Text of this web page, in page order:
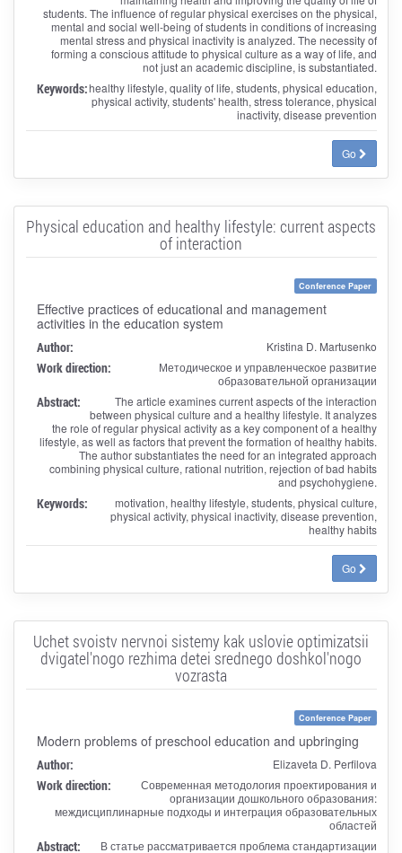
students. The influence of regular physical exercises on the physical,
mental and social well-being of students in conditions of increasing
mental stress and physical inactivity is analyzed. The necessity of
forming a conscious attitude to physical culture as a way of life, and
not just an academic discipline, is substantiated.
Keywords:healthy lifestyle, quality of life, students, physical education,
physical activity, students' health, stress tolerance, physical
inactivity, disease prevention
Go
Physical education and healthy lifestyle: current aspects
of interaction
Conference Paper
Effective practices of educational and management
activities in the education system
Author: Kristina D. Martusenko
Work direction:
Методическое и управленческое развитие
образовательной организации
Abstract:
The article examines current aspects of the interaction
between physical culture and a healthy lifestyle. It analyzes
the role of regular physical activity as a key component of a healthy
lifestyle, as well as factors that prevent the formation of healthy habits.
The author substantiates the need for an integrated approach
combining physical culture, rational nutrition, rejection of bad habits
and psychohygiene.
Keywords:
motivation, healthy lifestyle, students, physical culture,
physical activity, physical inactivity, disease prevention,
healthy habits
Go
Uchet svoistv nervnoi sistemy kak uslovie optimizatsii
dvigatel'nogo rezhima detei srednego doshkol'nogo
vozrasta
Conference Paper
Modern problems of preschool education and upbringing
Author: Elizaveta D. Perfilova
Work direction:
Современная методология проектирования и
организации дошкольного образования:
междисциплинарные подходы и интеграция образовательных
областей
Abstract:
В статье рассматривается проблема стандартизации